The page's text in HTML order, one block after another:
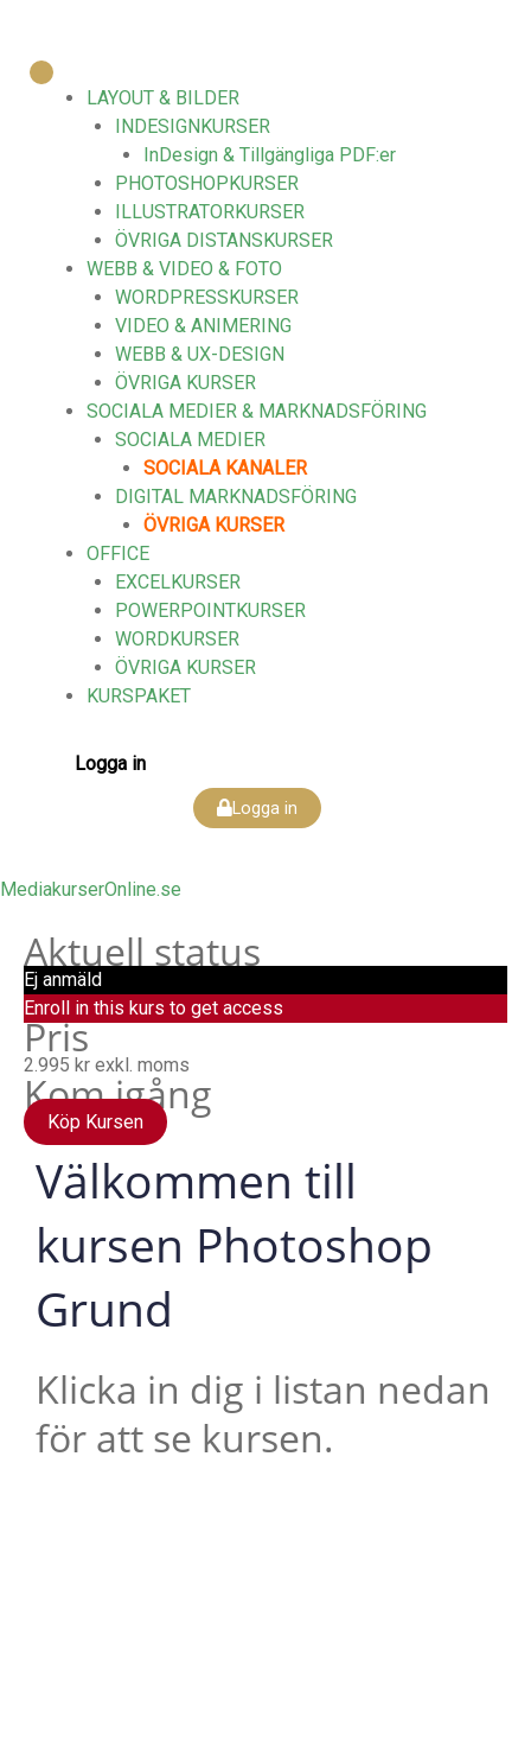
innehåll
LAYOUT & BILDER
INDESIGNKURSER
InDesign & Tillgängliga PDF:er
PHOTOSHOPKURSER
ILLUSTRATORKURSER
ÖVRIGA DISTANSKURSER
WEBB & VIDEO & FOTO
WORDPRESSKURSER
VIDEO & ANIMERING
WEBB & UX-DESIGN
ÖVRIGA KURSER
SOCIALA MEDIER & MARKNADSFÖRING
SOCIALA MEDIER
SOCIALA KANALER
DIGITAL MARKNADSFÖRING
ÖVRIGA KURSER
OFFICE
EXCELKURSER
POWERPOINTKURSER
WORDKURSER
ÖVRIGA KURSER
KURSPAKET
Logga in
Logga in
MediakurserOnline.se
Aktuell status
Ej anmäld
Enroll in this kurs to get access
Pris
2.995 kr exkl. moms
Kom igång
Köp Kursen
Välkommen till
kursen Photoshop
Grund
Klicka in dig i listan nedan
för att se kursen.